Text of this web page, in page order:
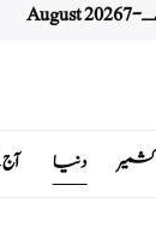
کشمیر دنیا آج